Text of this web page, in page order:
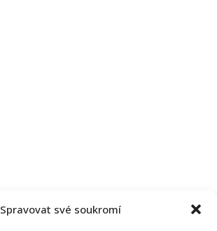
Spravovat své soukromí